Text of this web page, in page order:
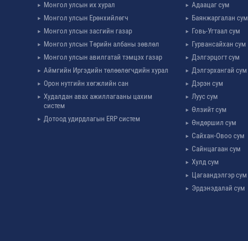
Монгол улсын их хурал
Монгол улсын Ерөнхийлөгч
Монгол улсын засгийн газар
Монгол улсын Төрийн албаны зөвлөл
Монгол улсын авилгатай тэмцэх газар
Аймгийн Иргэдийн төлөөлөгчдийн хурал
Орон нутгийн хөгжлийн сан
Худалдан авах ажиллагааны цахим
систем
Дотоод удирдлагын ERP систем
Адаацаг сум
Баянжаргалан сум
Говь-Угтаал сум
Гурвансайхан сум
Дэлгэрцогт сум
Дэлгэрхангай сум
Дэрэн сум
Луус сум
Өлзийт сум
Өндөршил сум
Сайхан-Овоо сум
Сайнцагаан сум
Хулд сум
Цагаандэлгэр сум
Эрдэнэдалай сум